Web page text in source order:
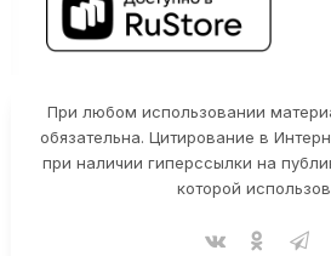
При любом использовании
обязательна. Цитирование в
при наличии гиперссылки на
которой